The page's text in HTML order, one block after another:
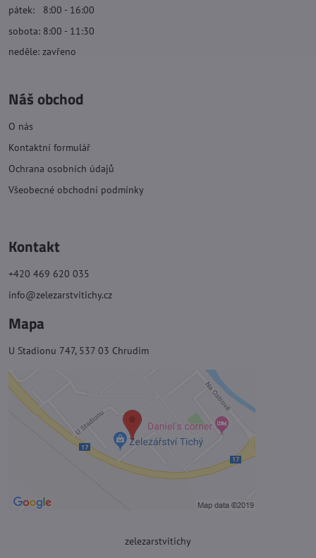
pátek: 8:00 - 16:00
sobota: 8:00 - 11:30
neděle: zavřeno
Náš obchod
O nás
Kontaktní formulář
Ochrana osobních údajů
Všeobecné obchodní podmínky
Kontakt
+420 469 620 035
info@zelezarstvitichy.cz
Mapa
U Stadionu 747, 537 03 Chrudim
zelezarstvitichy